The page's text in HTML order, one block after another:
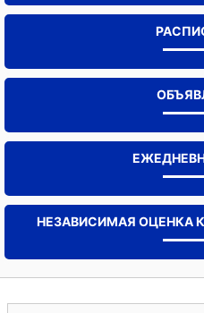
НЕЗАВИСИМАЯ ОЦЕНКА